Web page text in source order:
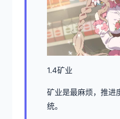
1.4矿业
矿业是最麻烦，推进
统。